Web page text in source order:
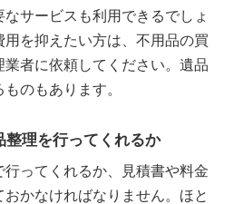
サービスも利用できるでしょ
用を抑えたい方は、不用品の買
者に依頼してください。遺品
のもあります。
整理を行ってくれるか
ってくれるか、見積書や料金
かなければなりません。ほと